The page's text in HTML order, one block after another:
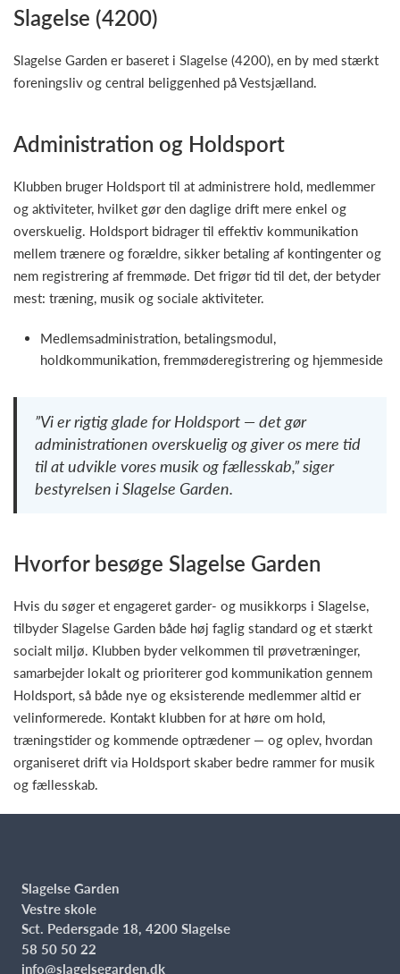
Slagelse (4200)
Slagelse Garden er baseret i Slagelse (4200), en by med stærkt
foreningsliv og central beliggenhed på Vestsjælland.
Administration og Holdsport
Klubben bruger Holdsport til at administrere hold, medlemmer
og aktiviteter, hvilket gør den daglige drift mere enkel og
overskuelig. Holdsport bidrager til effektiv kommunikation
mellem trænere og forældre, sikker betaling af kontingenter og
nem registrering af fremmøde. Det frigør tid til det, der betyder
mest: træning, musik og sociale aktiviteter.
Medlemsadministration, betalingsmodul,
holdkommunikation, fremmøderegistrering og hjemmeside
”Vi er rigtig glade for Holdsport — det gør
administrationen overskuelig og giver os mere tid
til at udvikle vores musik og fællesskab,” siger
bestyrelsen i Slagelse Garden.
Hvorfor besøge Slagelse Garden
Hvis du søger et engageret garder- og musikkorps i Slagelse,
tilbyder Slagelse Garden både høj faglig standard og et stærkt
socialt miljø. Klubben byder velkommen til prøvetræninger,
samarbejder lokalt og prioriterer god kommunikation gennem
Holdsport, så både nye og eksisterende medlemmer altid er
velinformerede. Kontakt klubben for at høre om hold,
træningstider og kommende optrædener — og oplev, hvordan
organiseret drift via Holdsport skaber bedre rammer for musik
og fællesskab.
Slagelse Garden
Vestre skole
Sct. Pedersgade 18, 4200 Slagelse
58 50 50 22
info@slagelsegarden.dk